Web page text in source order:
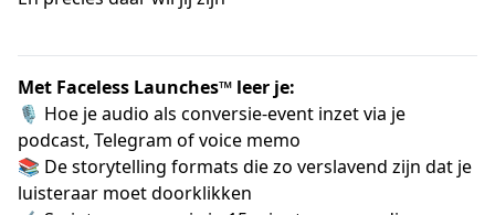
Met Faceless Launches™ leer je:
🎙️ Hoe je audio als conversie-event inzet via je
podcast, Telegram of voice memo
📚 De storytelling formats die zo verslavend zijn dat je
luisteraar moet doorklikken